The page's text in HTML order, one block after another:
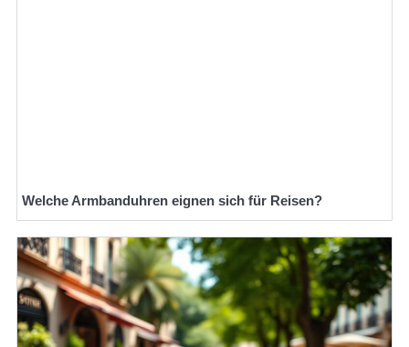
Welche Armbanduhren eignen sich für Reisen?